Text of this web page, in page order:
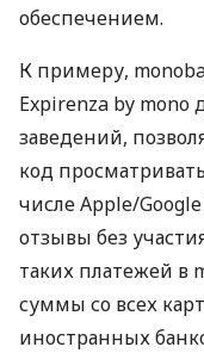
обеспечением.
К примеру,
Expirenza by mono
заведений,
код
числе Apple/
отзывы без
таких платежей в
суммы со всех
иностранных